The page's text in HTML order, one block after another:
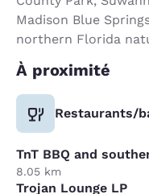
Madison Blue
northern Florida
À proximité
Restaurants/
TnT BBQ and
8.05 km
Trojan Lounge LP